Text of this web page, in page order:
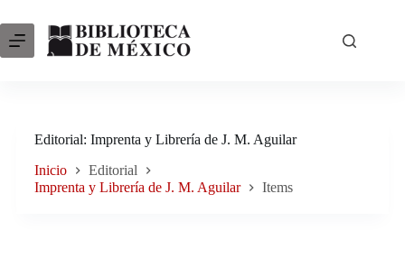
al
contenido
Editorial Imprenta y Librería de J. M. Aguilar
Inicio
Editorial
Imprenta y Librería de J. M. Aguilar
Items